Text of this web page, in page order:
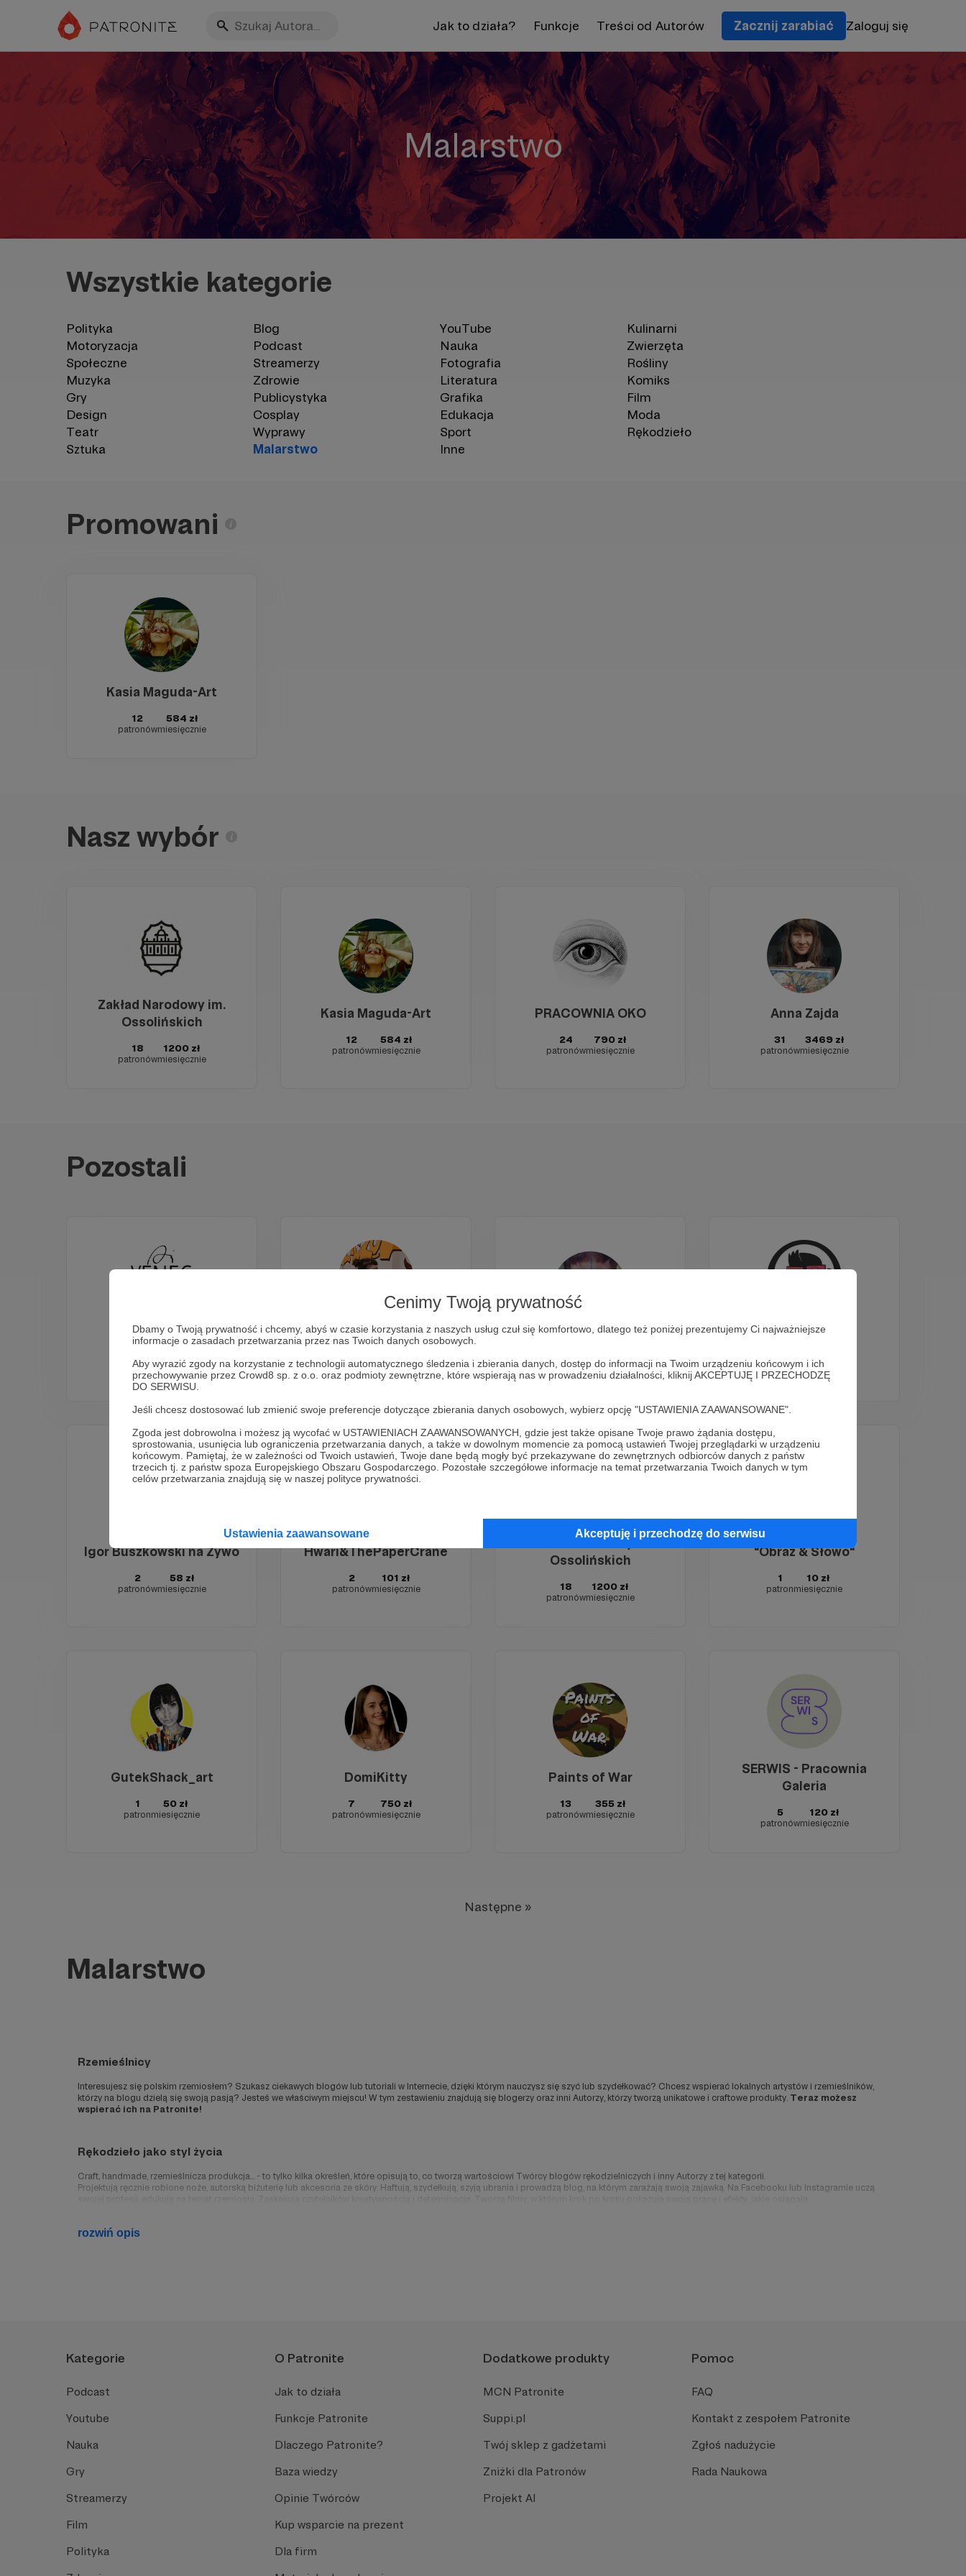
Cenimy Twoją prywatność
Dbamy o Twoją prywatność i chcemy, abyś w czasie korzystania z naszych usług czuł się komfortowo, dlatego też poniżej prezentujemy Ci najważniejsze
informacje o zasadach przetwarzania przez nas Twoich danych osobowych.
Aby wyrazić zgody na korzystanie z technologii automatycznego śledzenia i zbierania danych, dostęp do informacji na Twoim urządzeniu końcowym i ich
przechowywanie przez Crowd8 sp. z o.o. oraz podmioty zewnętrzne, które wspierają nas w prowadzeniu działalności, kliknij AKCEPTUJĘ I PRZECHODZĘ
DO SERWISU.
Jeśli chcesz dostosować lub zmienić swoje preferencje dotyczące zbierania danych osobowych, wybierz opcję "USTAWIENIA ZAAWANSOWANE".
Zgoda jest dobrowolna i możesz ją wycofać w USTAWIENIACH ZAAWANSOWANYCH, gdzie jest także opisane Twoje prawo żądania dostępu,
sprostowania, usunięcia lub ograniczenia przetwarzania danych, a także w dowolnym momencie za pomocą ustawień Twojej przeglądarki w urządzeniu
końcowym. Pamiętaj, że w zależności od Twoich ustawień, Twoje dane będą mogły być przekazywane do zewnętrznych odbiorców danych z państw
trzecich tj. z państw spoza Europejskiego Obszaru Gospodarczego. Pozostałe szczegółowe informacje na temat przetwarzania Twoich danych w tym
celów przetwarzania znajdują się w naszej polityce prywatności.
Ustawienia zaawansowane Akceptuję i przechodzę do serwisu
Jak to działa? Funkcje Treści od Autorów Zacznij zarabiać Zaloguj się
Malarstwo
Wszystkie kategorie
Polityka Blog YouTube
Kulinarni
Motoryzacja
Podcast Nauka
Zwierzęta
Społeczne
Streamerzy Fotografia
Rośliny
Muzyka
Zdrowie Literatura
Komiks
Gry
Publicystyka Grafika
Film
Design
Cosplay Edukacja
Moda
Teatr
Wyprawy Sport
Rękodzieło
Sztuka
Malarstwo Inne
Promowani
Kasia Maguda-Art
12
patronów
584 zł
miesięcznie
Nasz wybór
Zakład Narodowy im.
Ossolińskich
18
patronów
1200 zł
miesięcznie
Kasia Maguda-Art
12
patronów
584 zł
miesięcznie
PRACOWNIA OKO
24
patronów
790 zł
miesięcznie
Anna Zajda
31
patronów
3469 zł
miesięcznie
Pozostali
Andrzej Jenek
4
patronów
420 zł
miesięcznie
tonieziemia
2
patronów
150 zł
miesięcznie
Lessthan3comic
1
patron
5 zł
miesięcznie
Igor Buszkowski na Żywo
2
patronów
58 zł
miesięcznie
Hwari&ThePaperCrane
2
patronów
101 zł
miesięcznie
Zakład Narodowy im.
Ossolińskich
18
patronów
1200 zł
miesięcznie
"Obraz & Słowo"
1
patron
10 zł
miesięcznie
GutekShack_art
1
patron
50 zł
miesięcznie
DomiKitty
7
patronów
750 zł
miesięcznie
Paints of War
13
patronów
355 zł
miesięcznie
SERWIS - Pracownia
Galeria
5
patronów
120 zł
miesięcznie
Następne »
Malarstwo
Rzemieślnicy
Interesujesz się polskim rzemiosłem? Szukasz ciekawych blogów lub tutoriali w Internecie, dzięki którym nauczysz się szyć lub szydełkować? Chcesz wspierać lokalnych artystów i rzemieślników,
którzy na blogu dzielą się swoją pasją? Jesteś we właściwym miejscu! W tym zestawieniu znajdują się blogerzy oraz inni Autorzy, którzy tworzą unikatowe i craftowe produkty. Teraz możesz
wspierać ich na Patronite!
Rękodzieło jako styl życia
Craft, handmade, rzemieślnicza produkcja... - to tylko kilka określeń, które opisują to, co tworzą wartościowi Twórcy blogów rękodzielniczych i inny Autorzy z tej kategorii.
Projektują ręcznie robione noże, autorską biżuterię lub akcesoria ze skóry. Haftują, szydełkują, szyją ubrania i prowadzą blog, na którym zarażają swoją zajawką. Na Facebooku lub Instagramie uczą
rozwiń opis
Kategorie
Podcast
Youtube
Nauka
Gry
Streamerzy
Film
Polityka
O Patronite
Jak to działa
Funkcje Patronite
Dlaczego Patronite?
Baza wiedzy
Opinie Twórców
Kup wsparcie na prezent
Dla firm
Dodatkowe produkty
MCN Patronite
Suppi.pl
Twój sklep z gadżetami
Zniżki dla Patronów
Projekt AI
Pomoc
FAQ
Kontakt z zespołem Patronite
Zgłoś nadużycie
Rada Naukowa